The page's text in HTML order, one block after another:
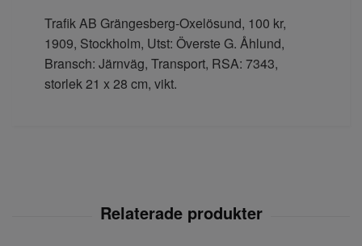
Trafik AB Grängesberg-Oxelösund, 100 kr,
1909, Stockholm, Utst: Överste G. Åhlund,
Bransch: Järnväg, Transport, RSA: 7343,
storlek 21 x 28 cm, vikt.